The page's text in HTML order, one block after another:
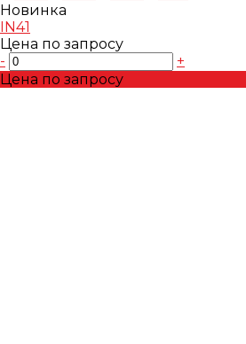
Новинка
IN41
Цена по запросу
-
+
Цена по запросу